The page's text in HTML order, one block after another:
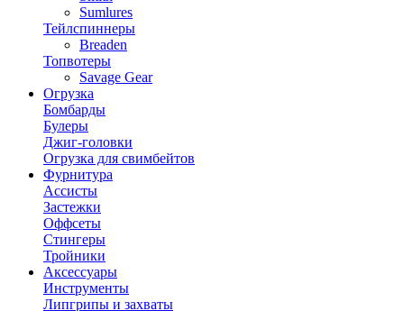
Sumlures
Тейлспиннеры
Breaden
Топвотеры
Savage Gear
Огрузка
Бомбарды
Булеры
Джиг-головки
Огрузка для свимбейтов
Фурнитура
Ассисты
Застежки
Оффсеты
Стингеры
Тройники
Аксессуары
Инструменты
Липгрипы и захваты